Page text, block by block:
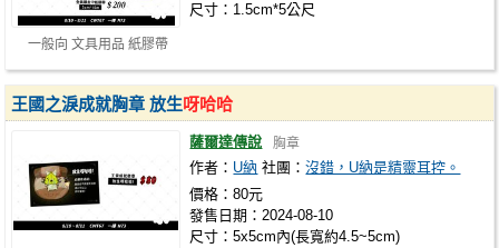
一般向 文具用品 紙膠帶
尺寸：1.5cm*5公尺
王國之淚成就胸章 放生呀哈哈
薩爾達傳說 胸章
作者： U納 社團：沒錯，U納是精靈耳控。
價格：80元
發售日期：2024-08-10
尺寸：5x5cm內(長寬約4.5~5cm)